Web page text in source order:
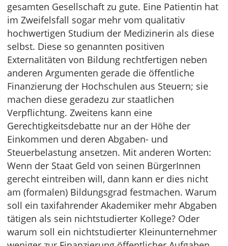
gesamten Gesellschaft zu gute. Eine Patientin hat
im Zweifelsfall sogar mehr vom qualitativ
hochwertigen Studium der Medizinerin als diese
selbst. Diese so genannten positiven
Externalitäten von Bildung rechtfertigen neben
anderen Argumenten gerade die öffentliche
Finanzierung der Hochschulen aus Steuern; sie
machen diese geradezu zur staatlichen
Verpflichtung. Zweitens kann eine
Gerechtigkeitsdebatte nur an der Höhe der
Einkommen und deren Abgaben- und
Steuerbelastung ansetzen. Mit anderen Worten:
Wenn der Staat Geld von seinen BürgerInnen
gerecht eintreiben will, dann kann er dies nicht
am (formalen) Bildungsgrad festmachen. Warum
soll ein taxifahrender Akademiker mehr Abgaben
tätigen als sein nichtstudierter Kollege? Oder
warum soll ein nichtstudierter Kleinunternehmer